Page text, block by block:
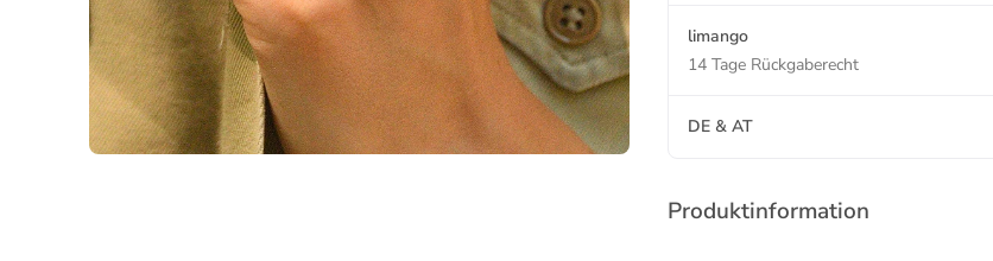
limango
14 Tage Rückgaberecht
DE & AT
Produktinformation